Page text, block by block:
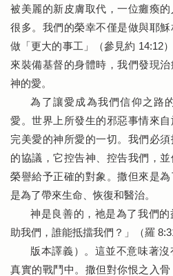
被美麗的新皮膚取代，一位癱瘓
很多。我們的榮幸不僅是做與耶
做「更大的事工」（參見約 14:12
來裝備基督的身體時，我們發現
神的愛。
為了讓愛成為我們信仰之路
愛。世界上所發生的邪惡事情來
完美愛的神所愛的一切。我們必
的協議，它控告神、控告我們，
榮譽給予正確的對象。撒但來是
是為了帶來生命、恢復和醫治。
神是良善的，祂是為了我們
助我們，誰能抵擋我們？」（羅
版本譯義）。這並不意味著
真實的戰鬥中。撒但對你恨之入